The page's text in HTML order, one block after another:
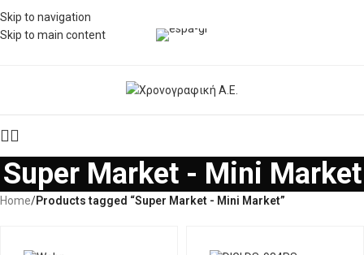
Skip to navigation
Skip to main content
Super Market - Mini Market
Home/Products tagged “Super Market - Mini Market”